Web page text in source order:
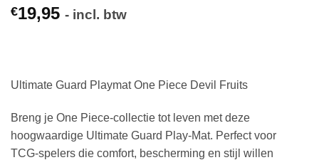
€19,95 - incl. btw
Ultimate Guard Playmat One Piece Devil Fruits
Breng je One Piece‑collectie tot leven met deze
hoogwaardige Ultimate Guard Play‑Mat. Perfect voor
TCG‑spelers die comfort, bescherming en stijl willen